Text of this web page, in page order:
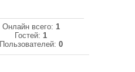
Онлайн всего: 1
Гостей:1
Пользователей: 0